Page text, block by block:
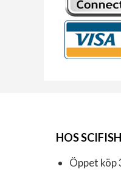
HOS
Öppet köp